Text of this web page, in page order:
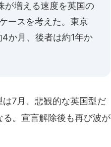
が増える速度を英国の
ースを考えた。東京
か月、後者は約1年か
7月、悲観的な英国型だ
。宣言解除後も再び波が